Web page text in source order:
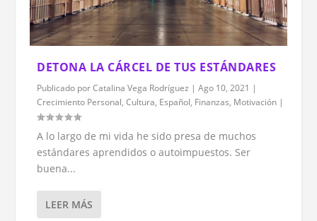
DETONA LA CÁRCEL DE TUS ESTÁNDARES
Publicado porCatalina Vega Rodríguez |Ago 10, 2021 |
Crecimiento Personal,Cultura, Español, Finanzas, Motivación |
A lo largo de mi vida he sido presa de muchos
estándares aprendidos o autoimpuestos. Ser
buena...
LEER MÁS